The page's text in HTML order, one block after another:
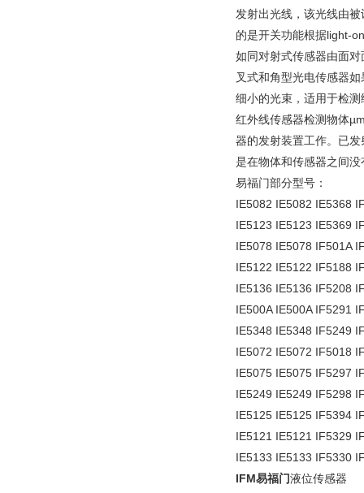
发射出光线，该光线由
的是开关功能根据light-
如同对射式传感器由面
叉式和角型光电传感器
细小的光束，适用于检
红外线传感器检测物体
器的发射装置工作。已
是在物体和传感器之间
易福门部分型号：
IE5082 IE5082 IE5368
IE5123 IE5123 IE5369
IE5078 IE5078 IF501A
IE5122 IE5122 IF5188
IE5136 IE5136 IF5208
IE500A IE500A IF5291
IE5348 IE5348 IF5249
IE5072 IE5072 IF5018
IE5075 IE5075 IF5297
IE5249 IE5249 IF5298
IE5125 IE5125 IF5394
IE5121 IE5121 IF5329
IE5133 IE5133 IF5330
IFM易福门液位传感器